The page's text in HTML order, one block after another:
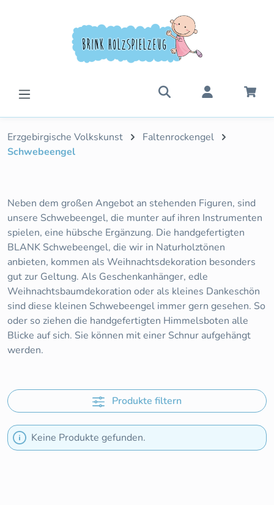
Erzgebirgische Volkskunst
Faltenrockengel
Schwebeengel
Neben dem großen Angebot an stehenden Figuren, sind
unsere Schwebeengel, die munter auf ihren Instrumenten
spielen, eine hübsche Ergänzung. Die handgefertigten
BLANK Schwebeengel, die wir in Naturholztönen
anbieten, kommen als Weihnachtsdekoration besonders
gut zur Geltung. Als Geschenkanhänger, edle
Weihnachtsbaumdekoration oder als kleines Dankeschön
sind diese kleinen Schwebeengel immer gern gesehen. So
oder so ziehen die handgefertigten Himmelsboten alle
Blicke auf sich. Sie können mit einer Schnur aufgehängt
werden.
Produkte filtern
Keine Produkte gefunden.